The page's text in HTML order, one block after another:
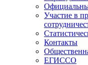
Участие в
Контакты
ЕГИССО